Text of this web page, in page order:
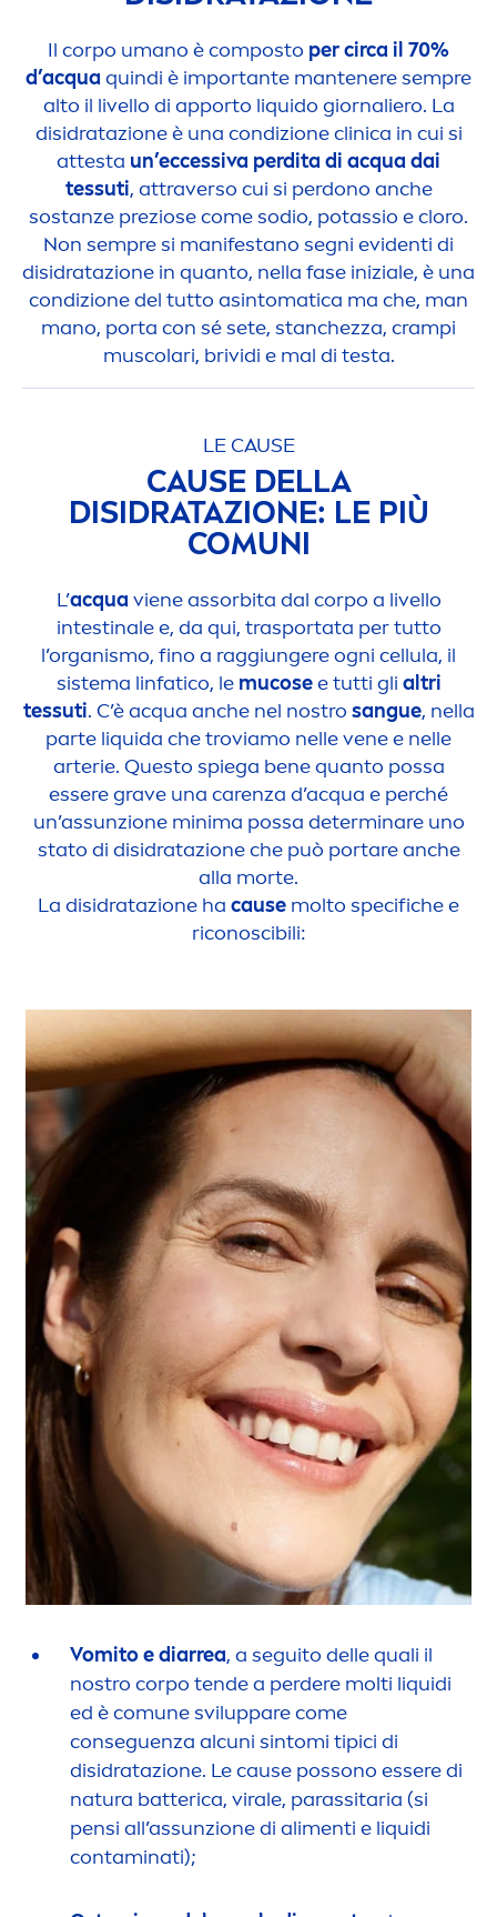
Il corpo umano è composto per circa il 70%
d’acquaquindi è importante mantenere sempre
alto il livello di apporto liquido giornaliero. La
disidratazione è una condizione clinica in cui si
attesta un’eccessiva perdita di acqua dai
tessuti, attraverso cui si perdono anche
sostanze preziose come sodio, potassio e cloro.
Non sempre si manifestano segni evidenti di
disidratazione in quanto, nella fase iniziale, è una
condizione del tutto asintomatica ma che, man
mano, porta con sé sete, stanchezza, crampi
muscolari, brividi e mal di testa.
LE CAUSE
CAUSE DELLA
DISIDRATAZIONE: LE PIÙ
COMUNI
L’acquaviene assorbita dal corpo a livello
intestinale e, da qui, trasportata per tutto
l’organismo, fino a raggiungere ogni cellula, il
sistema linfatico, le mucosee tutti gli altri
tessuti. C’è acqua anche nel nostro sangue, nella
parte liquida che troviamo nelle vene e nelle
arterie. Questo spiega bene quanto possa
essere grave una carenza d’acqua e perché
un’assunzione minima possa determinare uno
stato di disidratazione che può portare anche
alla morte.
La disidratazione ha cause molto specifiche e
riconoscibili:
Vomito e diarrea, a seguito delle quali il
nostro corpo tende a perdere molti liquidi
ed è comune sviluppare come
conseguenza alcuni sintomi tipici di
disidratazione. Le cause possono essere di
natura batterica, virale, parassitaria (si
pensi all’assunzione di alimenti e liquidi
contaminati);